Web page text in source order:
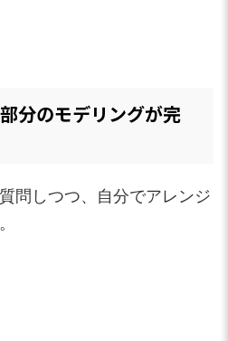
分のモデリングが完
問しつつ、自分でアレンジ